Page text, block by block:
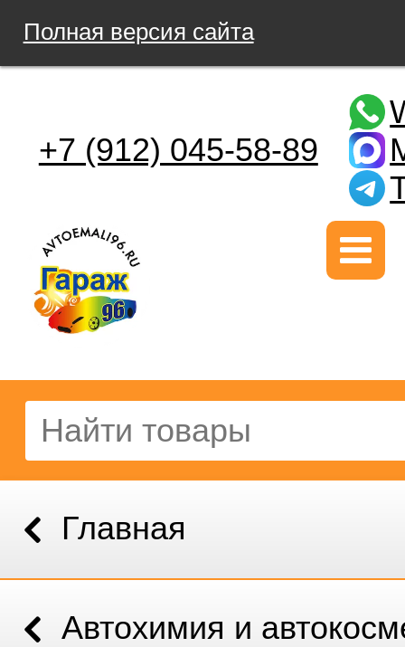
Полная версия сайта
+7 (912) 045-58-89
Главная
Автохимия и